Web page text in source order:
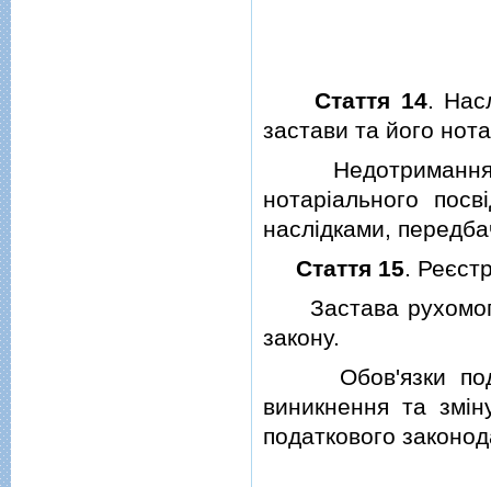
Стаття 14.
застави та його
Недотримання
нотарiального
наслiдками,
Стаття 15.
Застава
закону.
Обов'язки
виникнення та
податкового